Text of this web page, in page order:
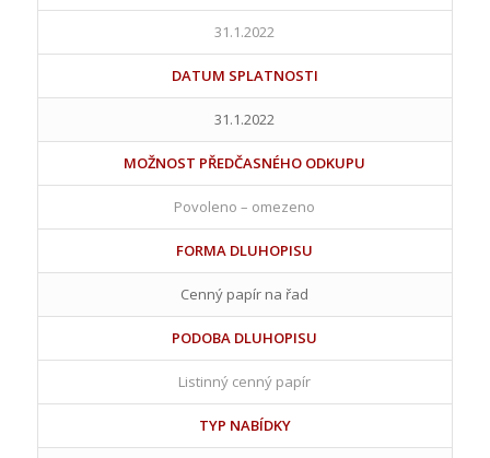
31.1.2022
DATUM SPLATNOSTI
31.1.2022
MOŽNOST PŘEDČASNÉHO ODKUPU
Povoleno – omezeno
FORMA DLUHOPISU
Cenný papír na řad
PODOBA DLUHOPISU
Listinný cenný papír
TYP NABÍDKY